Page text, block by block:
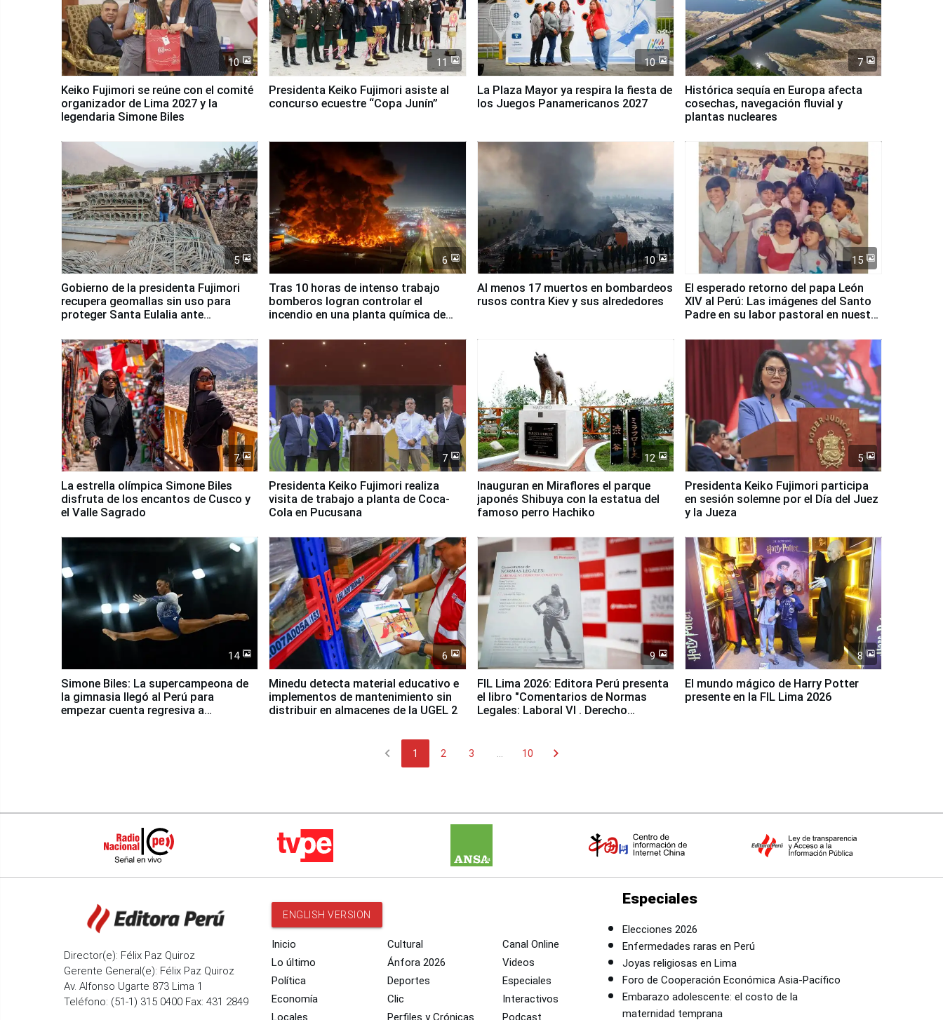
10
Keiko Fujimori se reúne con el comité
organizador de Lima 2027 y la
legendaria Simone Biles
11
Presidenta Keiko Fujimori asiste al
concurso ecuestre “Copa Junín”
10
La Plaza Mayor ya respira la fiesta de
los Juegos Panamericanos 2027
7
Histórica sequía en Europa afecta
cosechas, navegación fluvial y
plantas nucleares
5
Gobierno de la presidenta Fujimori
recupera geomallas sin uso para
proteger Santa Eulalia ante
6
Tras 10 horas de intenso trabajo
bomberos logran controlar el
incendio en una planta química de
10
Al menos 17 muertos en bombardeos
rusos contra Kiev y sus alrededores
15
El esperado retorno del papa León
XIV al Perú: Las imágenes del Santo
Padre en su labor pastoral en nuestro
7
La estrella olímpica Simone Biles
disfruta de los encantos de Cusco y
el Valle Sagrado
7
Presidenta Keiko Fujimori realiza
visita de trabajo a planta de Coca-
Cola en Pucusana
12
Inauguran en Miraflores el parque
japonés Shibuya con la estatua del
famoso perro Hachiko
5
Presidenta Keiko Fujimori participa
en sesión solemne por el Día del Juez
y la Jueza
14
Simone Biles: La supercampeona de
la gimnasia llegó al Perú para
empezar cuenta regresiva a
6
Minedu detecta material educativo e
implementos de mantenimiento sin
distribuir en almacenes de la UGEL 2
9
FIL Lima 2026: Editora Perú presenta
el libro "Comentarios de Normas
Legales: Laboral Vl . Derecho
8
El mundo mágico de Harry Potter
presente en la FIL Lima 2026
chevron_left 1 2 3 ... 10 chevron_right
Director(e): Félix Paz Quiroz
Gerente General(e): Félix Paz Quiroz
Av. Alfonso Ugarte 873 Lima 1
Teléfono: (51-1) 315 0400 Fax: 431 2849
ENGLISH VERSION
Inicio
Lo último
Política
Economía
Locales
Cultural
Ánfora 2026
Deportes
Clic
Perfiles y Crónicas
Canal Online
Videos
Especiales
Interactivos
Podcast
Especiales
Elecciones 2026
Enfermedades raras en Perú
Joyas religiosas en Lima
Foro de Cooperación Económica Asia-Pacífico
Embarazo adolescente: el costo de la
maternidad temprana